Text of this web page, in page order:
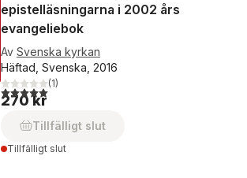
epistelläsningarna i 2002 års
evangeliebok
Av Svenska kyrkan
Häftad, Svenska, 2016
5,0utav 5 stjärnor. Totalt antal röster:
(1)
270 kr
Tillfälligt slut
Tillfälligt slut